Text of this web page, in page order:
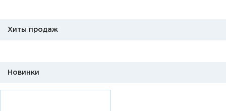
Хиты продаж
Новинки